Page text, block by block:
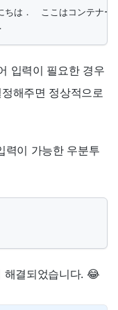
．　ここはコンテナー
입력이 필요한 경우
해주면 정상적으로
력이 가능한 우분투
해결되었습니다. 😂